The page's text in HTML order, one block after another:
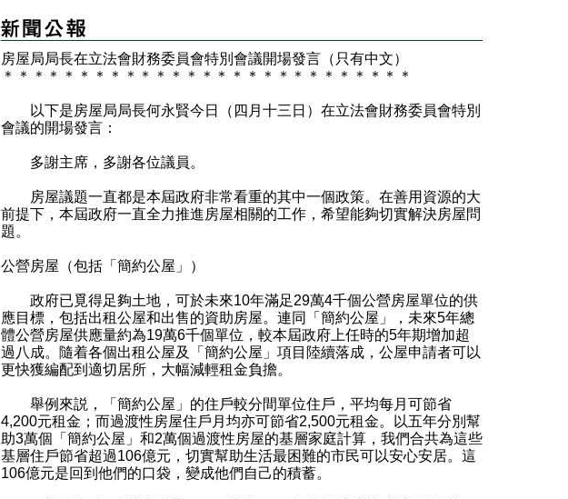
房屋局局長在立法會財務委員會特別會議開場發言（只有中文）
＊
＊ ＊ ＊ ＊ ＊ ＊ ＊ ＊ ＊ ＊ ＊ ＊ ＊ ＊ ＊ ＊ ＊ ＊ ＊ ＊ ＊ ＊ ＊ ＊ ＊ ＊
以下是房屋局局長何永賢今日（四月十三日）在立法會財務委員會特別
會議的開場發言：
多謝主席，多謝各位議員。
房屋議題一直都是本屆政府非常看重的其中一個政策。在善用資源的大
前提下，本屆政府一直全力推進房屋相關的工作，希望能夠切實解決房屋問
題。
公營房屋（包括「簡約公屋」）
政府已覓得足夠土地，可於未來10年滿足29萬4千個公營房屋單位的供
應目標，包括出租公屋和出售的資助房屋。連同「簡約公屋」，未來5年總
體公營房屋供應量約為19萬6千個單位，較本屆政府上任時的5年期增加超
過八成。隨着各個出租公屋及「簡約公屋」項目陸續落成，公屋申請者可以
更快獲編配到適切居所，大幅減輕租金負擔。
舉例來説，「簡約公屋」的住戶較分間單位住戶，平均每月可節省
4,200元租金；而過渡性房屋住戶月均亦可節省2,500元租金。以五年分別幫
助3萬個「簡約公屋」和2萬個過渡性房屋的基層家庭計算，我們合共為這些
基層住戶節省超過106億元，切實幫助生活最困難的市民可以安心安居。這
106億元是回到他們的口袋，變成他們自己的積蓄。